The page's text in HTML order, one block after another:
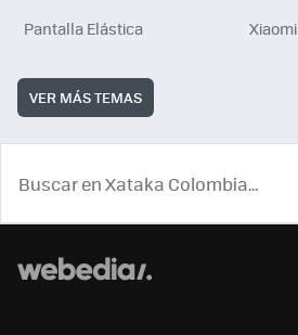
Pantalla Elástica
Xiaomi
VER MÁS TEMAS